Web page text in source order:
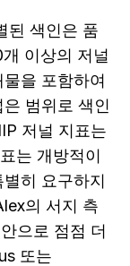
된 색인은 품
이상의 저널
을 포함하여
범위로 색인
저널 지표는
는 개방적이
히 요구하지
의 서지 측
으로 점점 더
또는